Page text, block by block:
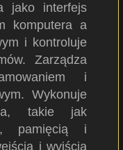
jako interfejs
komputera a
i kontroluje
Zarządza
i
Wykonuje
takie jak
pamięcią i
i wyjścia